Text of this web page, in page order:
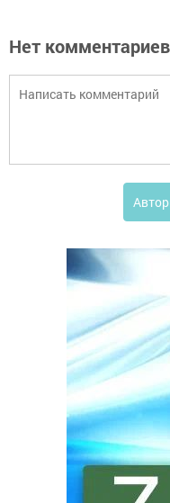
Нет комментариев